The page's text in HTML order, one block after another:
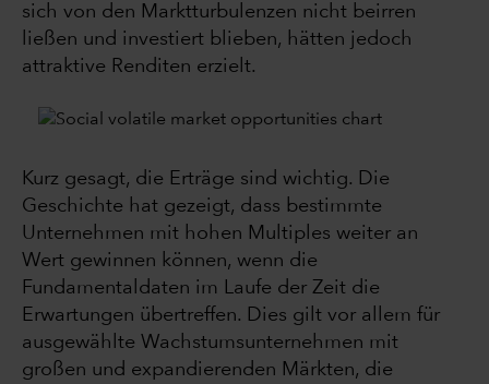
sich von den Marktturbulenzen nicht beirren
ließen und investiert blieben, hätten jedoch
attraktive Renditen erzielt.
Kurz gesagt, die Erträge sind wichtig. Die
Geschichte hat gezeigt, dass bestimmte
Unternehmen mit hohen Multiples weiter an
Wert gewinnen können, wenn die
Fundamentaldaten im Laufe der Zeit die
Erwartungen übertreffen. Dies gilt vor allem für
ausgewählte Wachstumsunternehmen mit
großen und expandierenden Märkten, die